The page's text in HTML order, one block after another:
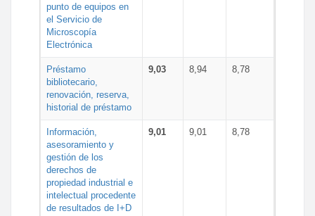
punto de equipos en
el Servicio de
Microscopía
Electrónica
Préstamo
bibliotecario,
renovación, reserva,
historial de préstamo
9,03 8,94 8,78
Información,
asesoramiento y
gestión de los
derechos de
propiedad industrial e
intelectual procedente
de resultados de I+D
9,01 9,01 8,78